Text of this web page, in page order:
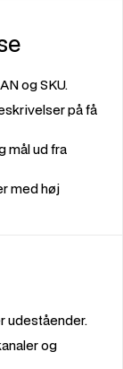
og SKU.
på få
mål ud fra
med høj
udeståender.
og